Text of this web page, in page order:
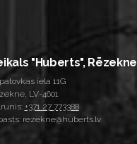
"Huberts", Rēzekne
iela 11G
LV-4601
+371 27 773388
rezekne@huberts.lv